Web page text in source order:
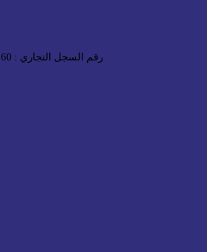
رقم السجل التجاري : 1010794660